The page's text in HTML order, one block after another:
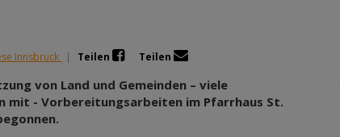
Innsbruck | Teilen Teilen
von Land und Gemeinden – viele
mit - Vorbereitungsarbeiten im Pfarrhaus St.